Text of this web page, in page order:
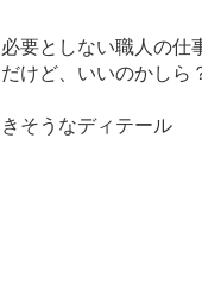
要としない職人の仕
けど、いいのかしら
そうなディテール